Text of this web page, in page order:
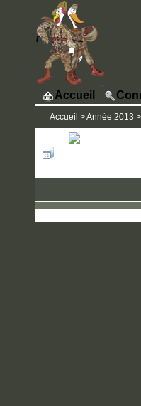
Accueil
Accueil >Année 2013 >